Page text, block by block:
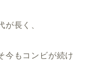
が長く、
今もコンビが続け